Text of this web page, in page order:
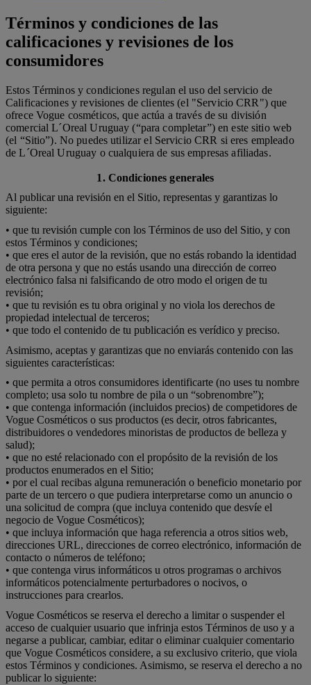
Términos y condiciones de las
calificaciones y revisiones de los
consumidores
Estos Términos y condiciones regulan el uso del servicio de
Calificaciones y revisiones de clientes (el "Servicio CRR") que
ofrece Vogue cosméticos, que actúa a través de su división
comercial L´Oreal Uruguay (“para completar”) en este sitio web
(el “Sitio”). No puedes utilizar el Servicio CRR si eres empleado
de L´Oreal Uruguay o cualquiera de sus empresas afiliadas.
1. Condiciones generales
Al publicar una revisión en el Sitio, representas y garantizas lo
siguiente:
• que tu revisión cumple con los Términos de uso del Sitio, y con
estos Términos y condiciones;
• que eres el autor de la revisión, que no estás robando la identidad
de otra persona y que no estás usando una dirección de correo
electrónico falsa ni falsificando de otro modo el origen de tu
revisión;
• que tu revisión es tu obra original y no viola los derechos de
propiedad intelectual de terceros;
• que todo el contenido de tu publicación es verídico y preciso.
Asimismo, aceptas y garantizas que no enviarás contenido con las
siguientes características:
• que permita a otros consumidores identificarte (no uses tu nombre
completo; usa solo tu nombre de pila o un “sobrenombre”);
• que contenga información (incluidos precios) de competidores de
Vogue Cosméticos o sus productos (es decir, otros fabricantes,
distribuidores o vendedores minoristas de productos de belleza y
salud);
• que no esté relacionado con el propósito de la revisión de los
productos enumerados en el Sitio;
• por el cual recibas alguna remuneración o beneficio monetario por
parte de un tercero o que pudiera interpretarse como un anuncio o
una solicitud de compra (que incluya contenido que desvíe el
negocio de Vogue Cosméticos);
• que incluya información que haga referencia a otros sitios web,
direcciones URL, direcciones de correo electrónico, información de
contacto o números de teléfono;
• que contenga virus informáticos u otros programas o archivos
informáticos potencialmente perturbadores o nocivos, o
instrucciones para crearlos.
Vogue Cosméticos se reserva el derecho a limitar o suspender el
acceso de cualquier usuario que infrinja estos Términos de uso y a
negarse a publicar, cambiar, editar o eliminar cualquier comentario
que Vogue Cosméticos considere, a su exclusivo criterio, que viola
estos Términos y condiciones. Asimismo, se reserva el derecho a no
publicar lo siguiente: